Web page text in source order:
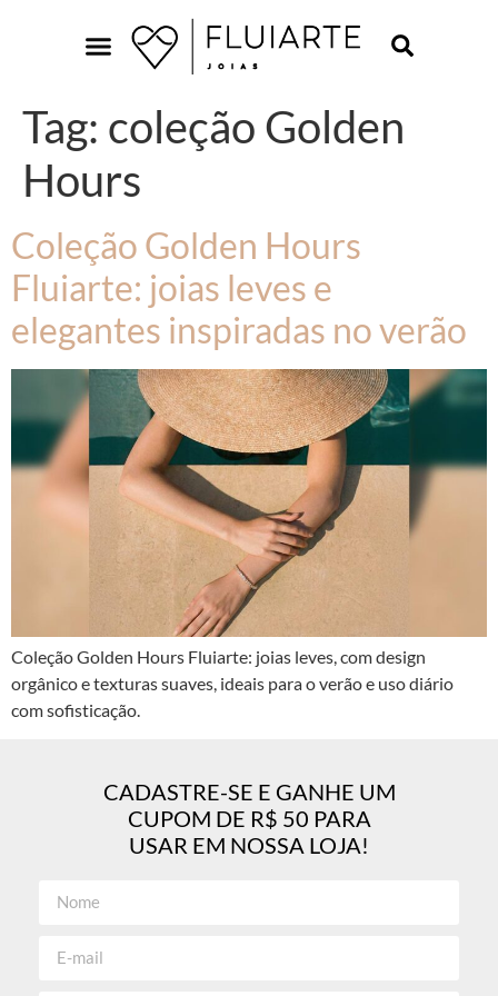
Tag: coleção Golden
Hours
Coleção Golden Hours
Fluiarte: joias leves e
elegantes inspiradas no verão
Coleção Golden Hours Fluiarte: joias leves, com design
orgânico e texturas suaves, ideais para o verão e uso diário
com sofisticação.
CADASTRE-SE E GANHE UM
CUPOM DE R$ 50 PARA
USAR EM NOSSA LOJA!